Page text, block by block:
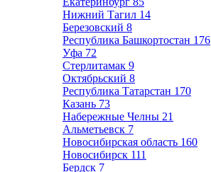
Нижний Тагил 14
Березовский 8
Республика Башкортостан 176
Уфа 72
Стерлитамак 9
Октябрьский 8
Республика Татарстан 170
Казань 73
Набережные Челны 21
Альметьевск 7
Новосибирская область 160
Новосибирск 111
Бердск 7